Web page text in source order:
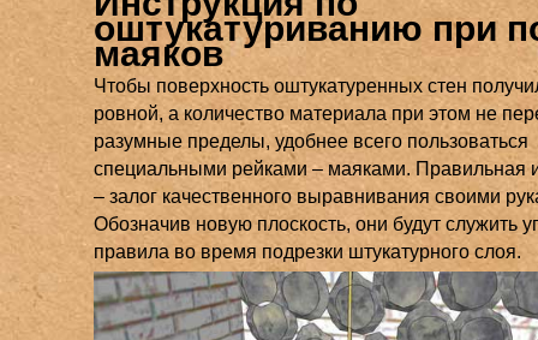
оштукатуриванию при
маяков
Чтобы поверхность оштукатуренных стен
ровной, а количество материала при этом не
разумные пределы, удобнее всего пользоваться
специальными рейками – маяками. Правильная
– залог качественного выравнивания своими
Обозначив новую плоскость, они будут служить
правила во время подрезки штукатурного слоя.